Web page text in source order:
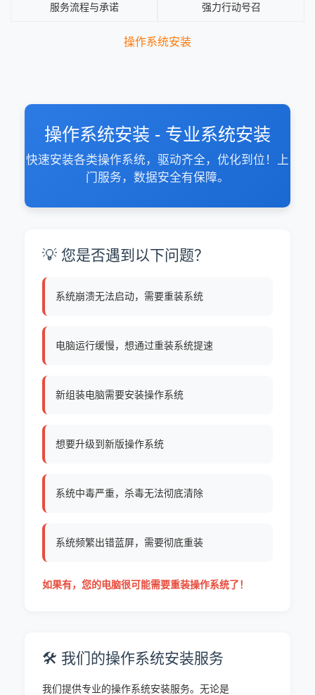
服务流程与承诺 强力行动号召
操作系统安装
操作系统安装 - 专业系统安装
快速安装各类操作系统，驱动齐全，优化到位！上
门服务，数据安全有保障。
💡 您是否遇到以下问题？
系统崩溃无法启动，需要重装系统
电脑运行缓慢，想通过重装系统提速
新组装电脑需要安装操作系统
想要升级到新版操作系统
系统中毒严重，杀毒无法彻底清除
系统频繁出错蓝屏，需要彻底重装
如果有，您的电脑很可能需要重装操作系统了！
🛠️ 我们的操作系统安装服务
我们提供专业的操作系统安装服务。无论是